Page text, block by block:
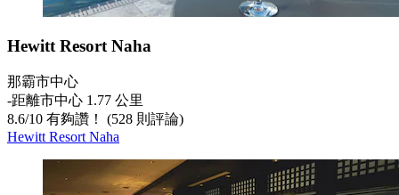
Hewitt Resort Naha
那霸市中心
‐距離市中心 1.77 公里
8.6/10 有夠讚！ (528 則評論)
Hewitt Resort Naha